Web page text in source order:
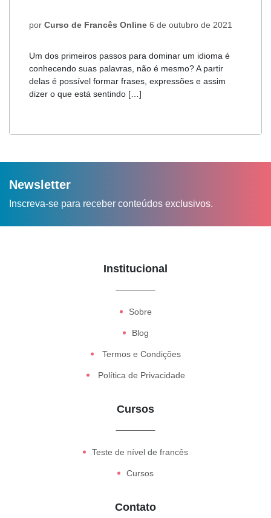
por Curso de Francês Online 6 de outubro de 2021
Um dos primeiros passos para dominar um idioma é
conhecendo suas palavras, não é mesmo? A partir
delas é possível formar frases, expressões e assim
dizer o que está sentindo […]
Newsletter
Inscreva-se para receber conteúdos exclusivos.
Institucional
Sobre
Blog
Termos e Condições
Política de Privacidade
Cursos
Teste de nível de francês
Cursos
Contato